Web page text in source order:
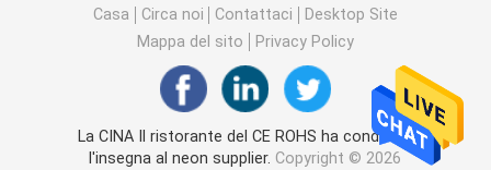
Segno acrilico della lettera
Segno di numero civico
Segno anteriore del deposito
Casa Circa noi Contattaci
Desktop Site
Mappa del sito
Privacy Policy
La CINA Il ristorante del CE ROHS ha condotto
l'insegna al neon supplier. Copyright © 2026